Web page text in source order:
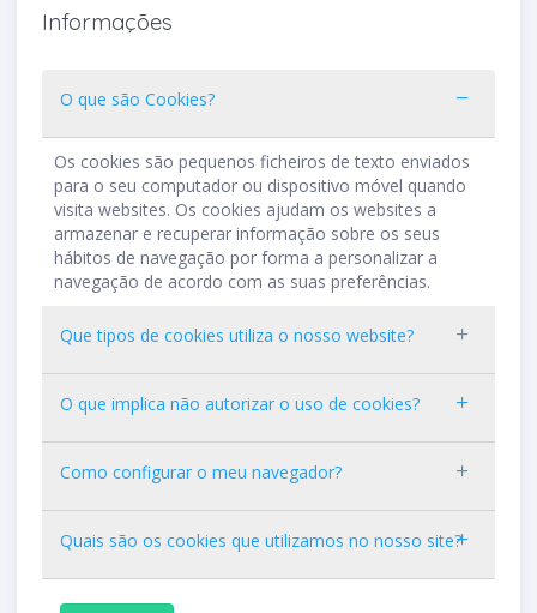
Informações
O que são Cookies?
Os cookies são pequenos ficheiros de texto enviados
para o seu computador ou dispositivo móvel quando
visita websites. Os cookies ajudam os websites a
armazenar e recuperar informação sobre os seus
hábitos de navegação por forma a personalizar a
navegação de acordo com as suas preferências.
Que tipos de cookies utiliza o nosso website?
O que implica não autorizar o uso de cookies?
Como configurar o meu navegador?
Quais são os cookies que utilizamos no nosso site?